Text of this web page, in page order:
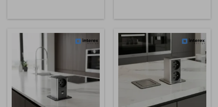
französischen Anschluss
Slowakei, Tschechien,
Frankreich und Polen. Nach
dem Drücken fährt das
Modul...
kompatibel ist. Ideale
Schreibtische und Büros –
überall dort, wo Sie eine
Steckdose griffbereit
haben möchten, aber das
saubere...